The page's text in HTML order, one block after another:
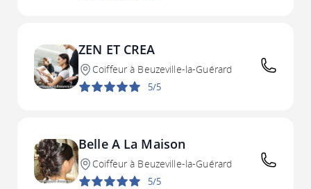
ZEN ET CREA
Coiffeur à Beuzeville-la-Guérard
5/5
Belle A La Maison
Coiffeur à Beuzeville-la-Guérard
5/5